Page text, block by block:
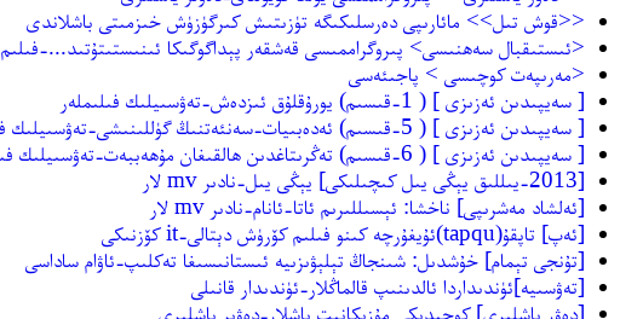
<<قوش تىل>> مائارىپى دەرسلىكىگە تۈزىتىش كىرگۈزۈش خىزمىتى باشلاندى
<ئىستىقبال سەھنىسى> پىروگراممىسى قەشقەر پېداگوگىكا ئىنىستىتۇتىد...-فىلىم
<مەرىپەت كوچىسى > پاجىئەسى
[ سەيپىدىن ئەزىزى ] ( 1-قىسىم) يورۇقلۇق ئىزدەش-تەۋسىيلىك فىلىملەر
[ سەيپىدىن ئەزىزى ] ( 5-قىسىم) ئەدەبىيات-سەنئەتنىڭ گۈللىنىشى-تەۋسىيلىك فىلىملەر
[ سەيپىدىن ئەزىزى ] ( 6-قىسىم) تەڭرىتاغدىن ھالقىغان مۇھەببەت-تەۋسىيلىك فىلىملەر
[2013-يىللىق يېڭى يىل كىچىلىكى] يېڭى يىل-نادىر mv لار
[ئەلشاد مەشرىپى] ناخشا: ئېسىللىرىم ئاتا-ئانام-نادىر mv لار
[ئەپ] تاپقۇ(tapqu)ئۇيغۇرچە كىنو فىلىم كۆرۈش دېتالى-it كۆزنىكى
[تۇنجى تېمام] خۇشدىل: شىنجاڭ تېلېۋىزىيە ئىستانىسىغا تەكلىپ-ئاۋام ساداسى
[تەۋسىيە]ئۈندىداردا ئالدىنىپ قالماڭلار-ئۈندىدار قانىلى
[دەۋر ياشلىرى] كوچىدىكى مۇزىكانىت ياشلار-دەۋىر ياشلىرى